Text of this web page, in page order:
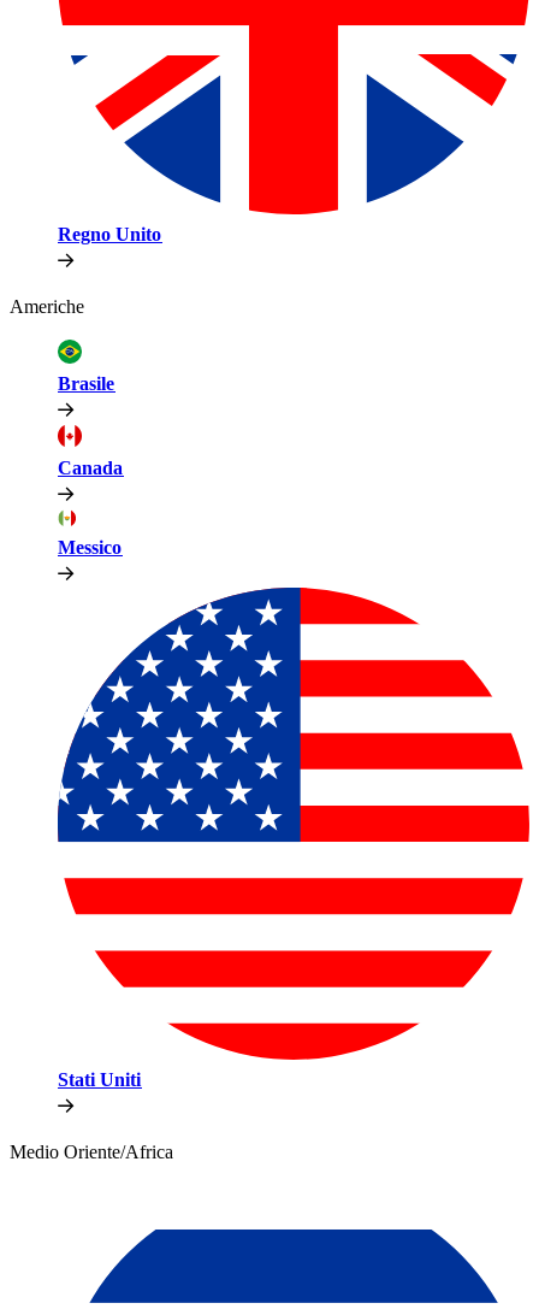
Regno Unito​​
Americhe​​
Brasile​​
Canada​​
Messico​​
Stati Uniti​​
Medio Oriente/Africa​​